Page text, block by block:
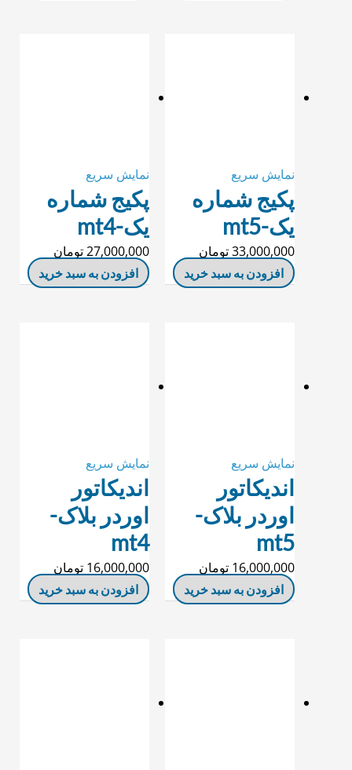
نمایش سریع
پکیج شماره
یک-mt5
33,000,000تومان
افزودن به سبد خرید
نمایش سریع
پکیج شماره
یک-mt4
27,000,000تومان
افزودن به سبد خرید
نمایش سریع
اندیکاتور
اوردر بلاک-
mt5
16,000,000 تومان
افزودن به سبد خرید
نمایش سریع
اندیکاتور
اوردر بلاک-
mt4
16,000,000 تومان
افزودن به سبد خرید